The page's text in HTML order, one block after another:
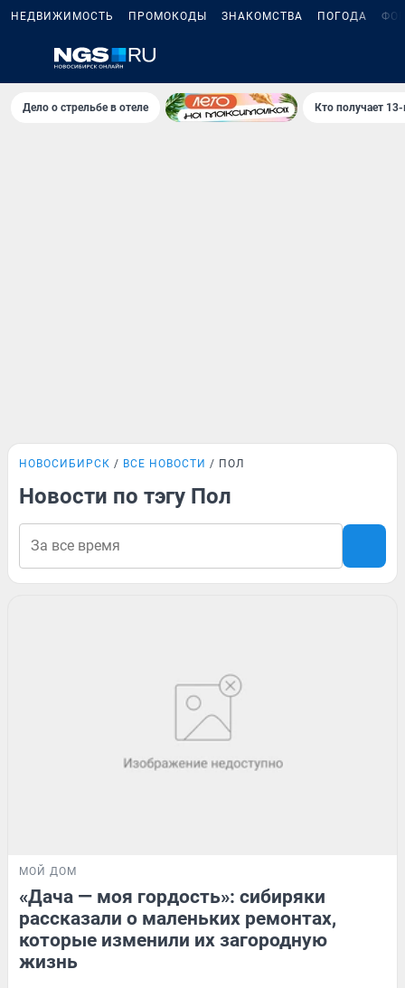
НЕДВИЖИМОСТЬ ПРОМОКОДЫ ЗНАКОМСТВА ПОГОДА
Дело о стрельбе в отеле Кто получает
НОВОСИБИРСК ВСЕ НОВОСТИ ПОЛ
Новости по тэгу Пол
МОЙ ДОМ
«Дача — моя гордость»: сибиряки
рассказали о маленьких ремонтах,
которые изменили их загородную
жизнь